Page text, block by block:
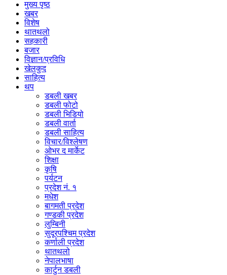
मुख्य पृष्ठ
खबर
विशेष
थातथलो
सहकारी
बजार
विज्ञान/प्रविधि
खेलकुद
साहित्य
थप
डबली खबर
डबली फोटो
डबली भिडियो
डबली वार्ता
डबली साहित्य
विचार/विश्‍लेषण
ओभर द मार्केट
शिक्षा
कृषि
पर्यटन
प्रदेश नं. १
मधेश
बागमती प्रदेश
गण्डकी प्रदेश
लुम्बिनी
सुदूरपश्चिम प्रदेश
कर्णाली प्रदेश
थातथलो
नेपालभाषा
कार्टुन डबली